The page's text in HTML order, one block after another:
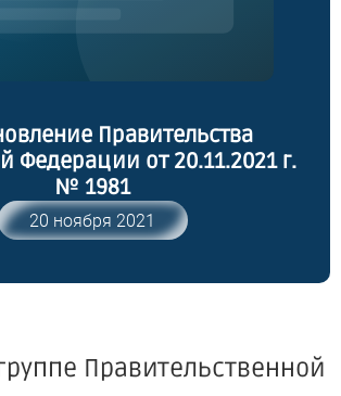
Правительства
Федерации от 20.11.2021 г.
№ 1981
20 ноября 2021
Правительственной